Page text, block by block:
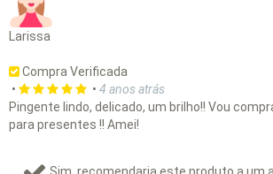
Larissa
Compra Verificada
•
• 4 anos atrás
Pingente lindo, delicado, um brilho!! Vou
para presentes !! Amei!
Sim, recomendaria este produto a um